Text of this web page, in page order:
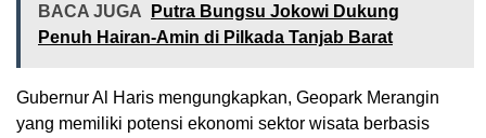
BACA JUGA
Putra Bungsu Jokowi Dukung
Penuh Hairan-Amin di Pilkada Tanjab Barat
Gubernur Al Haris mengungkapkan, Geopark Merangin
yang memiliki potensi ekonomi sektor wisata berbasis